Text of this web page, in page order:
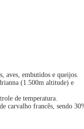
aves, embutidos e queijos.
(1.500m altitude) e
de temperatura.
carvalho francês, sendo